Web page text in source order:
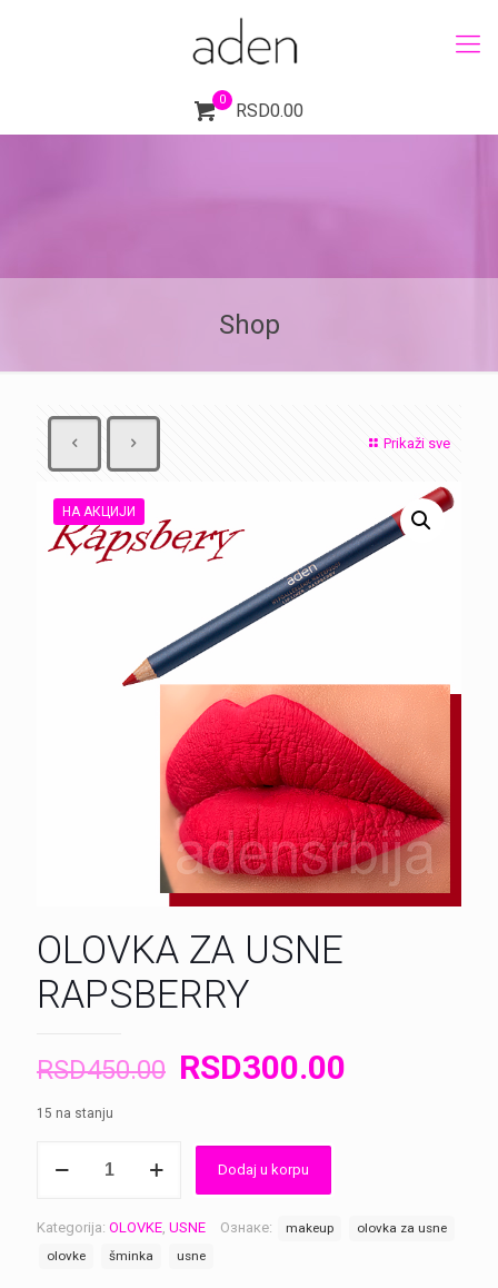
0
RSD0.00
Shop
Prikaži sve
НА АКЦИЈИ
OLOVKA ZA USNE
RAPSBERRY
RSD450.00 Оригинална
била:
RSD450.00.
RSD300.00
15 na stanju
количина
Dodaj u korpu
Kategorija: OLOVKE, USNE Ознаке: makeup
olovka za usne
olovke
šminka usne